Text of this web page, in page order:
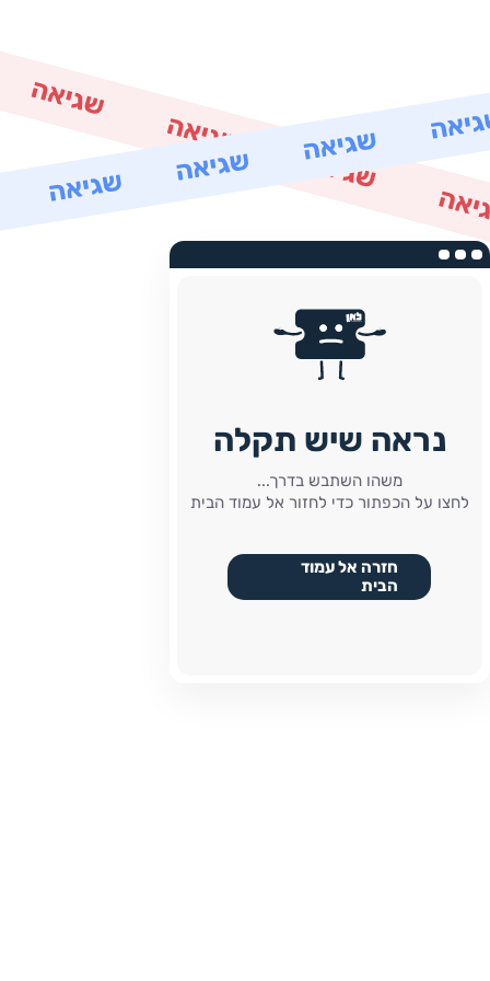
נראה שיש תקלה
משהו השתבש בדרך...
לחצו על הכפתור כדי לחזור אל עמוד הבית
חזרה אל עמוד
הבית